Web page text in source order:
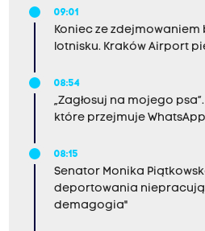
09:01
Koniec ze
lotnisku. Kraków Airport
08:54
„Zagłosuj na mojego
które przejmuje
08:15
Senator Monika
deportowania
demagogia"